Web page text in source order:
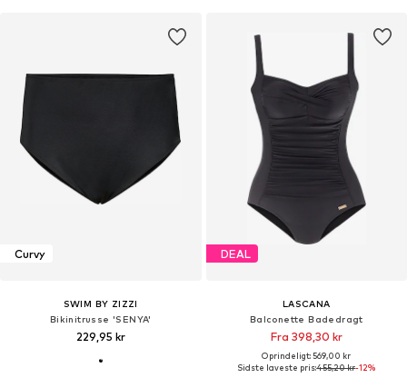
Curvy
SWIM BY ZIZZI
Bikinitrusse 'SENYA'
229,95 kr
DEAL
LASCANA
Balconette Badedragt
Fra 398,30 kr
Oprindeligt: 569,00 kr
Sidste laveste pris:455,20 kr-12%